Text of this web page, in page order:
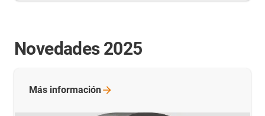
Novedades 2025
Más información